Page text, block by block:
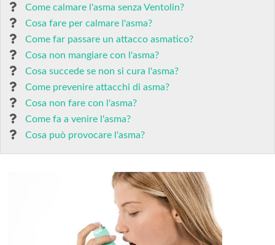
Come calmare l'asma senza Ventolin?
Cosa fare per calmare l'asma?
Come far passare un attacco asmatico?
Cosa non mangiare con l'asma?
Cosa succede se non si cura l'asma?
Come prevenire attacchi di asma?
Cosa non fare con l'asma?
Come fa a venire l'asma?
Cosa può provocare l'asma?